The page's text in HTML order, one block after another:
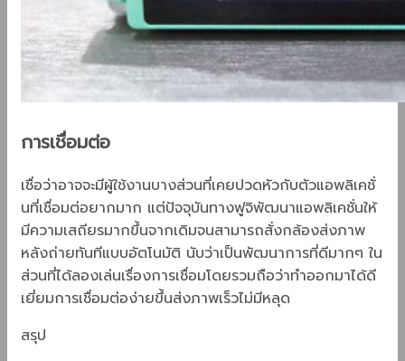
การเชื่อมต่อ
เชื่อว่าอาจจะมีผู้ใช้งานบางส่วนที่เคยปวดหัวกับตัวแอพลิเคชั่
นที่เชื่อมต่อยากมาก แต่ปัจจุบันทางฟูจิพัฒนาแอพลิเคชั่นให้
มีความเสถียรมากขึ้นจากเดิมจนสามารถสั่งกล้องส่งภาพ
หลังถ่ายทันทีแบบอัตโนมัติ นับว่าเป็นพัฒนาการที่ดีมากๆ ใน
ส่วนที่ได้ลองเล่นเรื่องการเชื่อมโดยรวมถือว่าทำออกมาได้ดี
เยี่ยมการเชื่อมต่อง่ายขึ้นส่งภาพเร็วไม่มีหลุด
สรุป